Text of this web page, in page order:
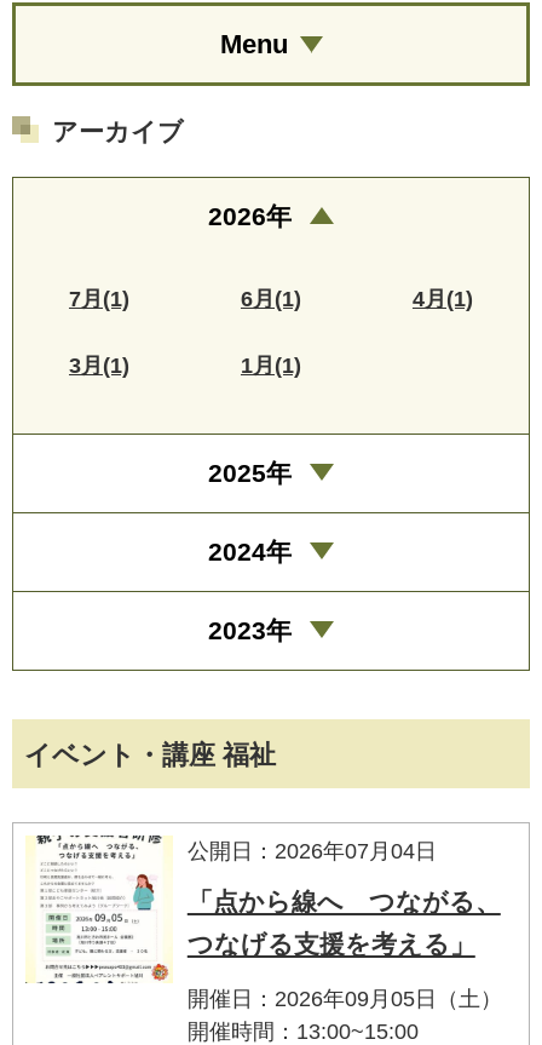
イベント・講座 福祉
公開日：2026年07月04日
「点から線へ つながる、
つなげる支援を考える」
開催日：2026年09月05日（土）
開催時間：13:00~15:00
Menu
アーカイブ
2026年
7月(1) 6月(1) 4月(1)
3月(1) 1月(1)
2025年
2024年
2023年